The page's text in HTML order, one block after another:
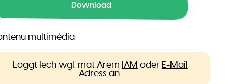
Download
multimédia
Loggt Iech wgl. mat Ärem IAM oder E-Mail
Adress an.